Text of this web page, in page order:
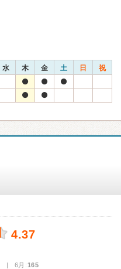
水 木 金 土 日 祝
4.37
| 6月:165